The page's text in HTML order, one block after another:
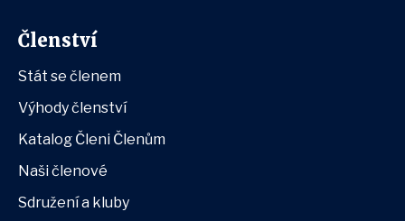
Členství
Stát se členem
Výhody členství
Katalog Členi Členům
Naši členové
Sdružení a kluby